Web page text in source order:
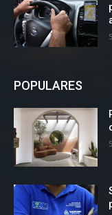
POPULARES